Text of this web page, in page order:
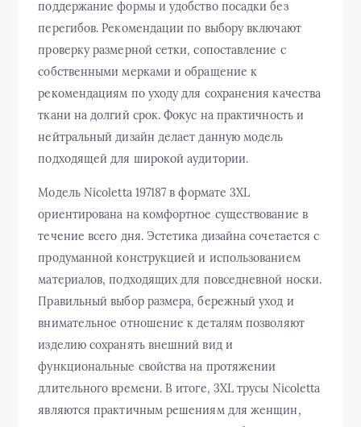
поддержание формы и удобство посадки без
перегибов. Рекомендации по выбору включают
проверку размерной сетки, сопоставление с
собственными мерками и обращение к
рекомендациям по уходу для сохранения качества
ткани на долгий срок. Фокус на практичность и
нейтральный дизайн делает данную модель
подходящей для широкой аудитории.
Модель Nicoletta 197187 в формате 3XL
ориентирована на комфортное существование в
течение всего дня. Эстетика дизайна сочетается с
продуманной конструкцией и использованием
материалов, подходящих для повседневной носки.
Правильный выбор размера, бережный уход и
внимательное отношение к деталям позволяют
изделию сохранять внешний вид и
функциональные свойства на протяжении
длительного времени. В итоге, 3XL трусы Nicoletta
являются практичным решениям для женщин,